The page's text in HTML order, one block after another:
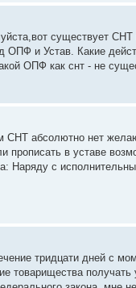
существует
и Устав. Какие
ОПФ как снт - не
СНТ абсолютно нет
прописать в уставе
Наряду с
тридцати дней с
товарищества